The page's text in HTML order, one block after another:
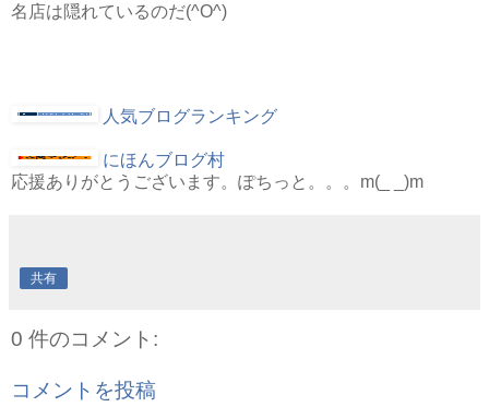
名店は隠れているのだ(^O^)
人気ブログランキング
にほんブログ村
応援ありがとうございます。ぽちっと。。。m(_ _)m
共有
0 件のコメント:
コメントを投稿